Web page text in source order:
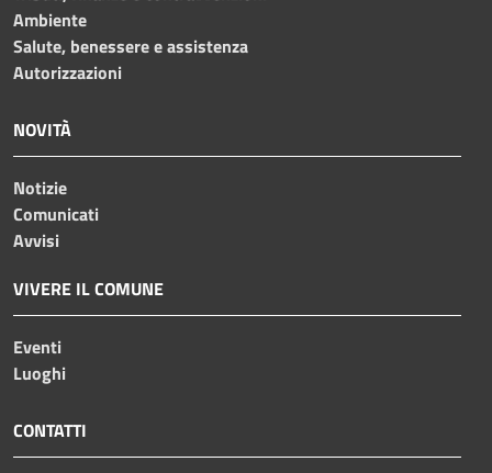
Ambiente
Salute, benessere e assistenza
Autorizzazioni
NOVITÀ
Notizie
Comunicati
Avvisi
VIVERE IL COMUNE
Eventi
Luoghi
CONTATTI